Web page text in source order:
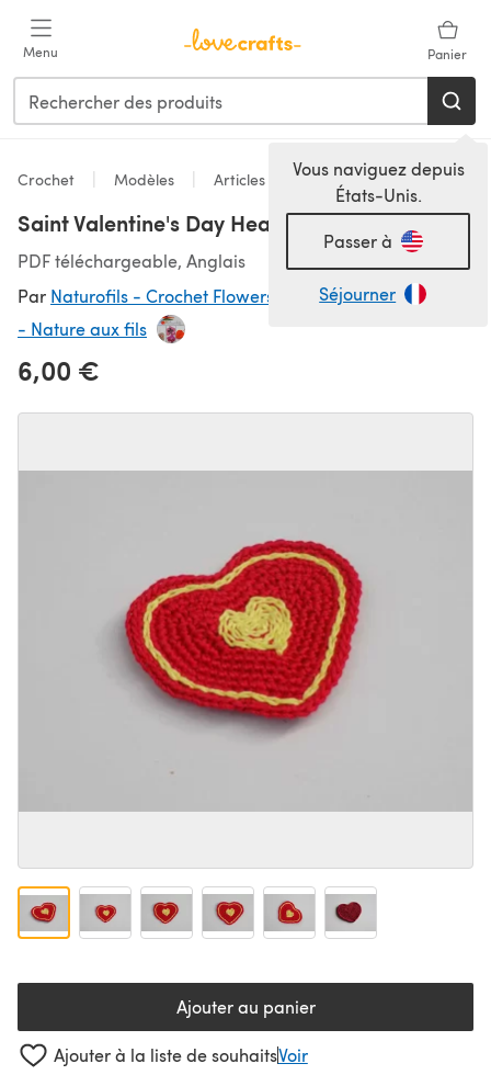
Menu Panier
Vous naviguez depuis
États-Unis.
Passer à
Séjourner
Crochet Modèles Articles pour la maison
Saint Valentine's Day Heart
PDF téléchargeable, Anglais
Par Naturofils - Crochet Flowers and Jewellery Designer
- Nature aux fils
6,00 €
Ajouter au panier
Ajouter à la liste de souhaitsVoir